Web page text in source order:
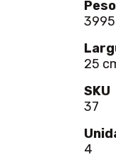
25
SKU
37
4